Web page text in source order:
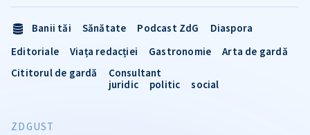
Banii tăi Sănătate Podcast ZdG
Diaspora
Editoriale
Viața redacției Gastronomie
Arta de gardă
Cititorul de gardă
Consultant
juridic
politic social
ZDGUST